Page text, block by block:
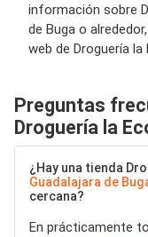
información sobre
de Buga o
web de Droguería la
Preguntas
Droguería la
¿Hay una tienda
Guadalajara de
cercana?
En prácticamente